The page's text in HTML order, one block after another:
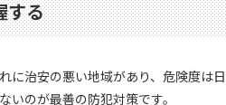
する
に治安の悪い地域があり、危険度は
いのが最善の防犯対策です。